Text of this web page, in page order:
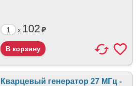
x 102₽
Кварцевый генератор 27 МГц -